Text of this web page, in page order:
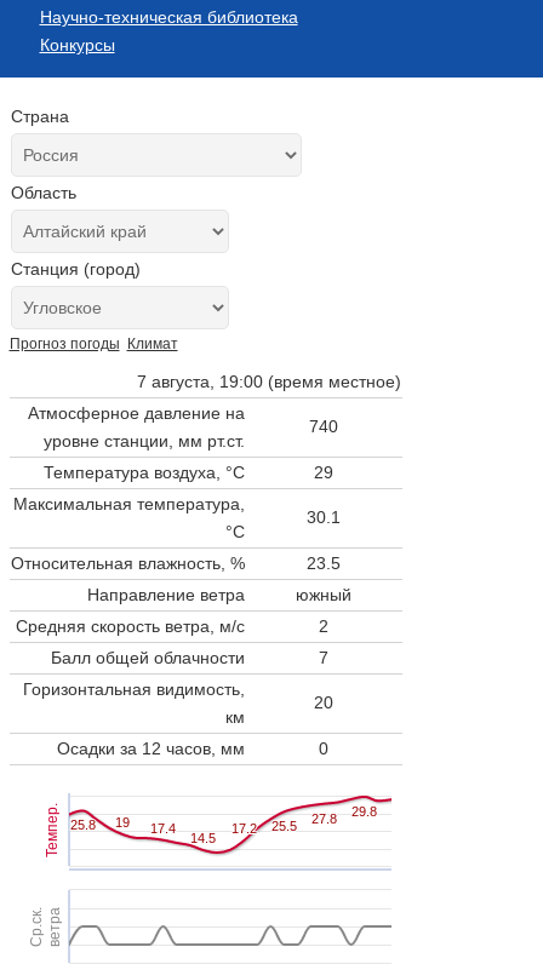
Научно-техническая библиотека
Конкурсы
Страна
Область
Станция (город)
Прогноз погоды Климат
7 августа, 19:00 (время местное)
Атмосферное давление на
уровне станции, мм рт.ст.
740
Температура воздуха, °C
29
Максимальная температура,
°C
30.1
Относительная влажность, %
23.5
Направление ветра
южный
Средняя скорость ветра, м/с
2
Балл общей облачности
7
Горизонтальная видимость,
км
20
Осадки за 12 часов, мм 0
Темпер.
Ср.ск.ветра
25.8
25.8 19
19 17.4
17.4
14.5
14.5
17.2
17.2 25.5
25.5 27.8
27.8 29.8
29.8